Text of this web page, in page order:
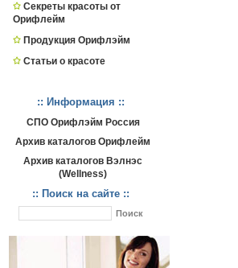
Секреты красоты от
Орифлейм
Продукция Орифлэйм
Статьи о красоте
:: Информация ::
СПО Орифлэйм Россия
Архив каталогов Орифлейм
Архив каталогов Вэлнэс
(Wellness)
:: Поиск на сайте ::